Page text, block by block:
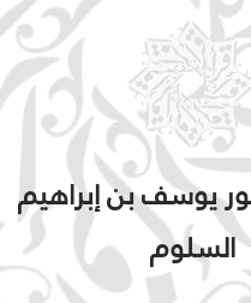
يوسف بن إبراهيم
السلوم